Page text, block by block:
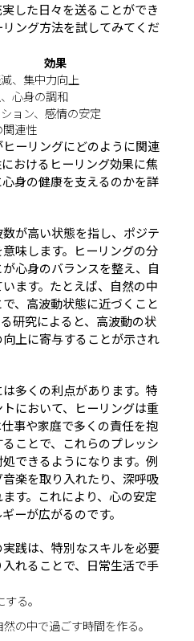
した日々を送ることができ
ング方法を試してみてくだ
効果
、集中力向上
心身の調和
ョン、感情の安定
連性
ーリングにどのように関連
おけるヒーリング効果に焦
身の健康を支えるのかを詳
が高い状態を指し、ポジテ
味します。ヒーリングの分
心身のバランスを整え、自
ます。たとえば、自然の中
、高波動状態に近づくこと
研究によると、高波動の状
上に寄与することが示され
多くの利点があります。特
において、ヒーリングは重
事や家庭で多くの責任を抱
ことで、これらのプレッシ
できるようになります。例
楽を取り入れたり、深呼吸
す。これにより、心の安定
ーが広がるのです。
践は、特別なスキルを必要
れることで、日常生活で手
る。
の中で過ごす時間を作る。